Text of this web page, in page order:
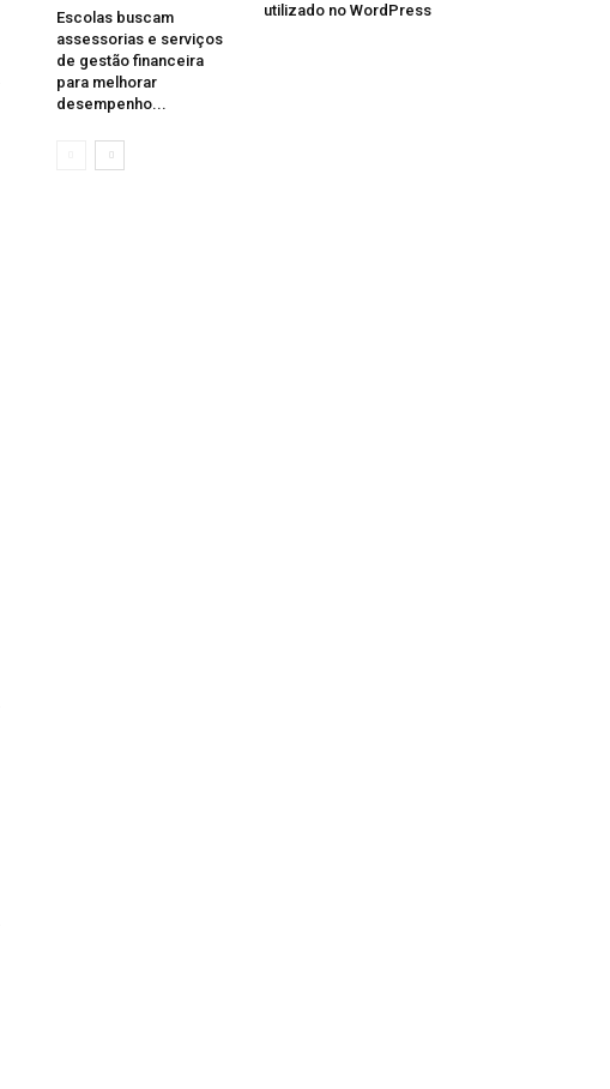
Escolas buscam
assessorias e serviços
de gestão financeira
para melhorar
desempenho...
utilizado no WordPress